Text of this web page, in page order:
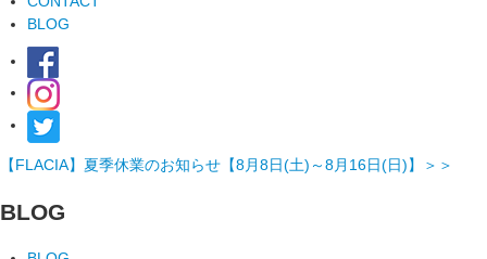
BLOG
【FLACIA】夏季休業のお知らせ【8月8日(土)～8月16日(日)】＞＞
BLOG